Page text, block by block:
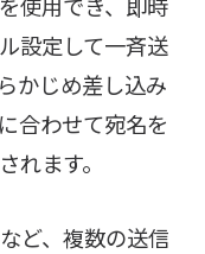
設定して一斉送
かじめ差し込み
合わせて宛名を
れます。
ど、複数の送信